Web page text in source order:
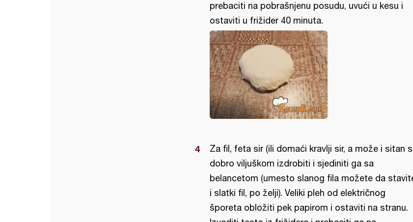
prebaciti na pobrašnjenu posudu, uvući u kesu i
ostaviti u frižider 40 minuta.
Za fil, feta sir (ili domaći kravlji sir, a može i sitan
dobro viljuškom izdrobiti i sjediniti ga sa
belancetom (umesto slanog fila možete da
i slatki fil, po želji). Veliki pleh od električnog
šporeta obložiti pek papirom i ostaviti na stranu.